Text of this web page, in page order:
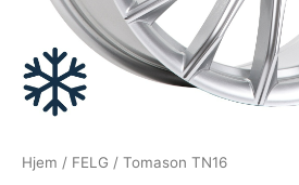
Hjem / FELG / Tomason TN16